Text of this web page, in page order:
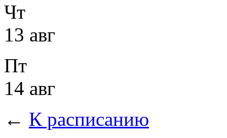
Чт
13 авг
Пт
14 авг
← К расписанию